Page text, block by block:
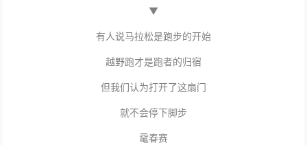
▼
有人说马拉松是跑步的开始
越野跑才是跑者的归宿
但我们认为打开了这扇门
就不会停下脚步
鼋春赛